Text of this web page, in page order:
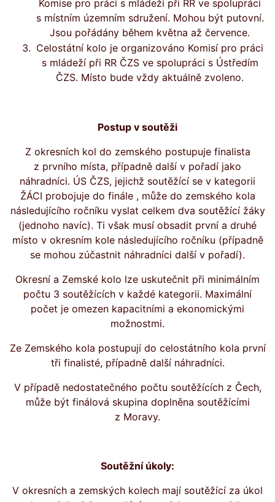
Komise pro práci s mládeží při RR ve spolupráci
s místním územním sdružení. Mohou být putovní.
Jsou pořádány během května až července.
Celostátní kolo je organizováno Komisí pro práci
s mládeží při RR ČZS ve spolupráci s Ústředím
ČZS. Místo bude vždy aktuálně zvoleno.
Postup v soutěži
Z okresních kol do zemského postupuje finalista
z prvního místa, případně další v pořadí jako
náhradníci. ÚS ČZS, jejichž soutěžící se v kategorii
ŽÁCI probojuje do finále , může do zemského kola
následujícího ročníku vyslat celkem dva soutěžící žáky
(jednoho navíc). Ti však musí obsadit první a druhé
místo v okresním kole následujícího ročníku (případně
se mohou zúčastnit náhradníci další v pořadí).
Okresní a Zemské kolo lze uskutečnit při minimálním
počtu 3 soutěžících v každé kategorii. Maximální
počet je omezen kapacitními a ekonomickými
možnostmi.
Ze Zemského kola postupují do celostátního kola první
tři finalisté, případně další náhradníci.
V případě nedostatečného počtu soutěžících z Čech,
může být finálová skupina doplněna soutěžícími
z Moravy.
Soutěžní úkoly:
V okresních a zemských kolech mají soutěžící za úkol